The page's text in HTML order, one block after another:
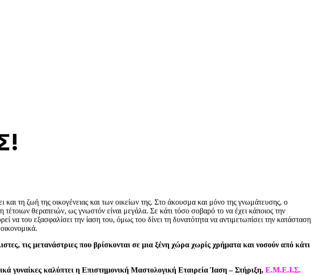
τη ζωή της οικογένειας και των οικείων της. Στο άκουσμα και μόνο της γνωμάτευσης, ο
θεραπειών, ως γνωστόν είναι μεγάλα. Σε κάτι τόσο σοβαρό το να έχει κάποιος την
να του εξασφαλίσει την ίαση του, όμως του δίνει τη δυνατότητα να αντιμετωπίσει την κατάσταση
τις μετανάστριες που βρίσκονται σε μια ξένη χώρα χωρίς χρήματα και νοσούν από κάτι
γυναίκες καλύπτει η Επιστημονική Μαστολογική Εταιρεία Ίαση – Στήριξη, Ε.Μ.Ε.Ι.Σ.